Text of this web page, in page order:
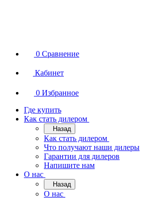
0 Сравнение
Кабинет
0 Избранное
Где купить
Как стать дилером
Назад
Как стать дилером
Что получают наши дилеры
Гарантии для дилеров
Напишите нам
О нас
Назад
О нас